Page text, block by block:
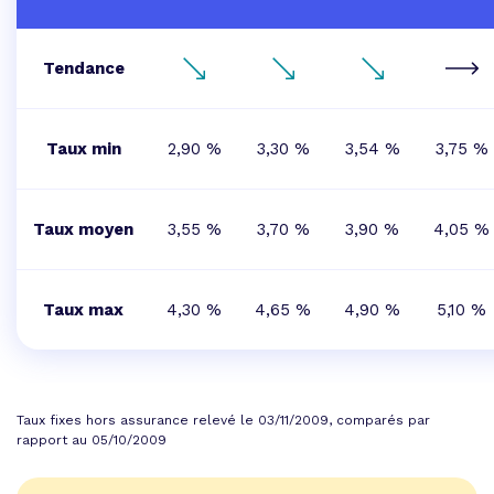
Tendance
Taux min 2,90 % 3,30 % 3,54 % 3,75 %
Taux moyen 3,55 % 3,70 % 3,90 % 4,05 %
Taux max 4,30 % 4,65 % 4,90 % 5,10 %
Taux fixes hors assurance relevé le 03/11/2009, comparés par
rapport au 05/10/2009